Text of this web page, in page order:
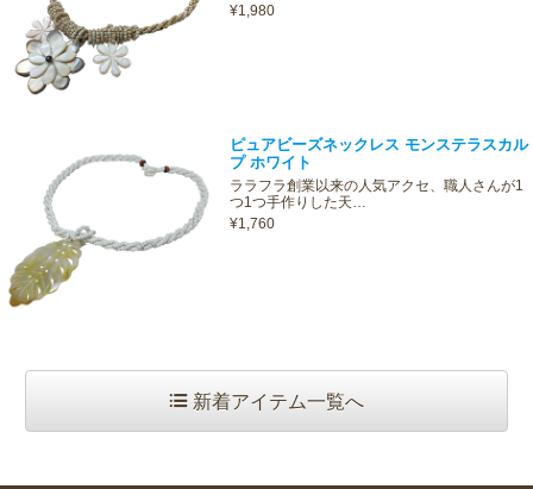
¥1,980
ピュアビーズネックレス モンステラスカル
プ ホワイト
ララフラ創業以来の人気アクセ、職人さんが1
つ1つ手作りした天…
¥1,760
新着アイテム一覧へ